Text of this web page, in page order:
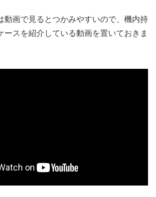
動画で見るとつかみやすいので、機内持
ースを紹介している動画を置いておきま